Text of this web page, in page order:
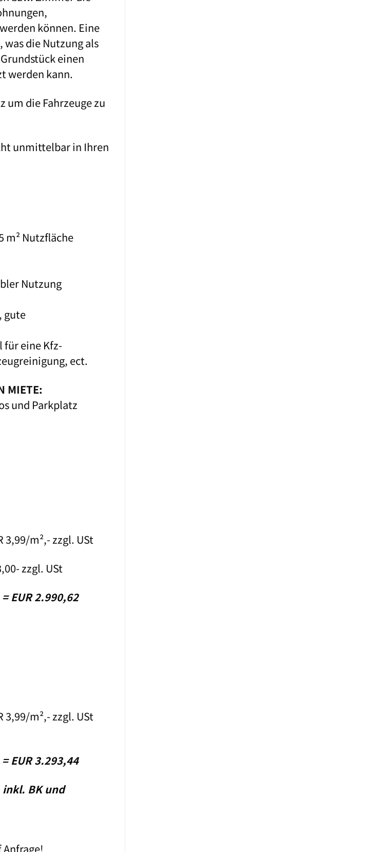
können. Eine
die Nutzung als
einen
werden kann.
um die Fahrzeuge zu
unmittelbar in Ihren
m² Nutzfläche
Nutzung
gute
für eine Kfz-
ect.
MIETE:
und Parkplatz
m²,- zzgl. USt
zzgl. USt
EUR 2.990,62
m²,- zzgl. USt
EUR 3.293,44
BK und